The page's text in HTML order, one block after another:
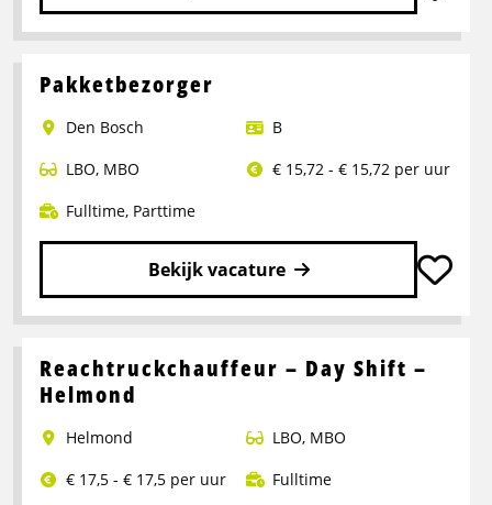
Lees
over
medewerker
Pakketbezorger
Den Bosch
B
LBO, MBO
€ 15,72 - € 15,72 per uur
Fulltime, Parttime
Bekijk vacature
Lees
over
Pakketbezorger
Reachtruckchauffeur – Day Shift –
Helmond
Helmond LBO, MBO
€ 17,5 - € 17,5 per uur
Fulltime